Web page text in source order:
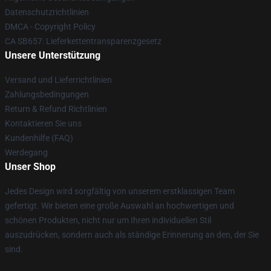
Datenschutzrichtlinien
DMCA - Copyright Policy
CA SB657: Lieferkettentransparenzgesetz
Unsere Unterstützung
Versand und Lieferrichtlinien
Zahlungsbedingungen
Return & Refund Richtlinien
Kontaktieren Sie uns
Kundenhilfe (FAQ)
Werdegang
Unser Shop
Jedes Design wird sorgfältig von unserem erstklassigen Team
gefertigt. Wir bieten eine große Auswahl an hochwertigen und
schönen Produkten, nicht nur um Ihren individuellen Stil
auszudrücken, sondern auch als ständige Erinnerung an den, der Sie
sind.